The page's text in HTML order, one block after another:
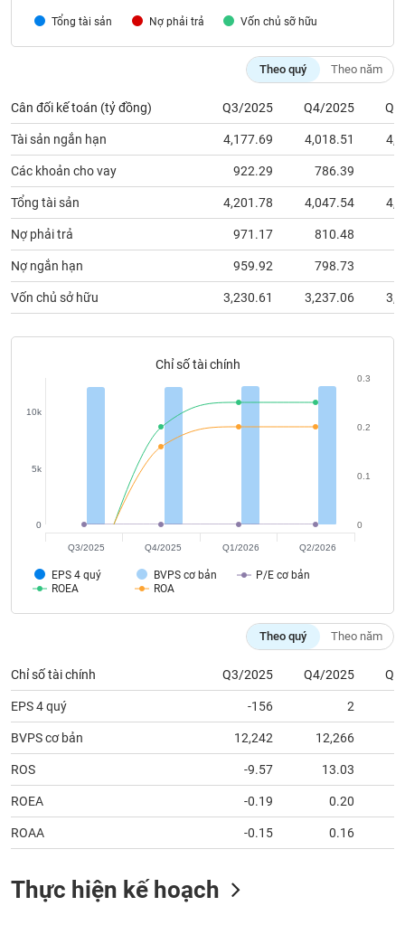
Tổng tài sản Nợ phải trả Vốn chủ sỡ hữu
Theo quý Theo năm
Cân đối kế toán (tỷ đồng) Q3/2025 Q4/2025
Tài sản ngắn hạn 4,177.69 4,018.51
Các khoản cho vay 922.29 786.39
Tổng tài sản 4,201.78 4,047.54
Nợ phải trả 971.17 810.48
Nợ ngắn hạn 959.92 798.73
Vốn chủ sở hữu 3,230.61 3,237.06
Chỉ số tài chính
EPS 4 quý BVPS cơ bản
P/E cơ bản
ROEA
ROA
0
5k
10k
0
0.1
0.2
0.3
Q3/2025 Q4/2025 Q1/2026 Q2/2026
Theo quý Theo năm
Chỉ số tài chính Q3/2025 Q4/2025
EPS 4 quý -156 2
BVPS cơ bản 12,242 12,266
ROS -9.57 13.03
ROEA -0.19 0.20
ROAA -0.15 0.16
Thực hiện kế hoạch
tác
giả
(-)
Báo
cáo
phân
tích
(-)
Thuật
(-)
vụ
(-)
Sách
Công
cụ
đầu
Truyền
tài
chính